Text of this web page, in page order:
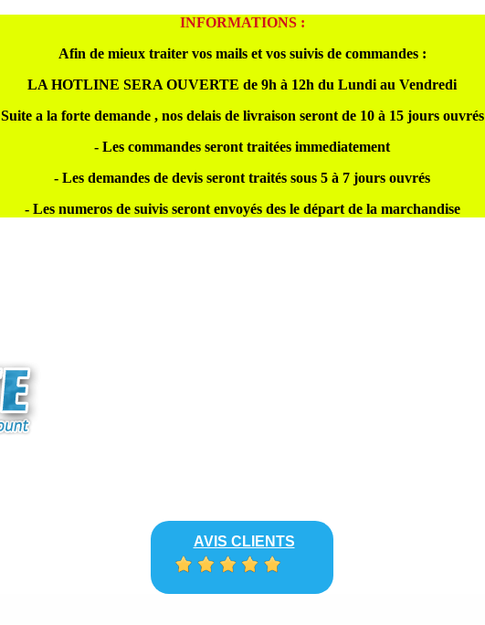
INFORMATIONS :
Afin de mieux traiter vos mails et vos suivis de commandes :
LA HOTLINE SERA OUVERTE de 9h à 12h du Lundi au Vendredi
Suite a la forte demande , nos delais de livraison seront de 10 à 15 jours ouvrés
- Les commandes seront traitées immediatement
- Les demandes de devis seront traités sous 5 à 7 jours ouvrés
- Les numeros de suivis seront envoyés des le départ de la marchandise
AVIS CLIENTS